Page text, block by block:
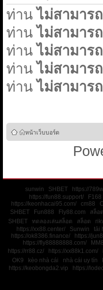
ท่านไม่สามารถ
ท่านไม่สามารถ
ท่านไม่สามารถ
ท่านไม่สามารถ
ท่านไม่สามารถ
หน้าเว็บบอร์ด
sunwin SHBET https://
https://fun88.support/
F168
https://keonhacai95.com/
cm88
SHBET
Fun888 Fly88.com สล็อต
SHBET
ทดลองเล่นสล็อต สล็อต
https://xx88.center/
Sunwin tải
https://ok8386.finance/
https://
https://fly88888888.com/
https://rr88.cz/
https://xx88k1.com/
OK9
kèo nhà cái nhà cái uy tín
https://keobongda2.vip
https://